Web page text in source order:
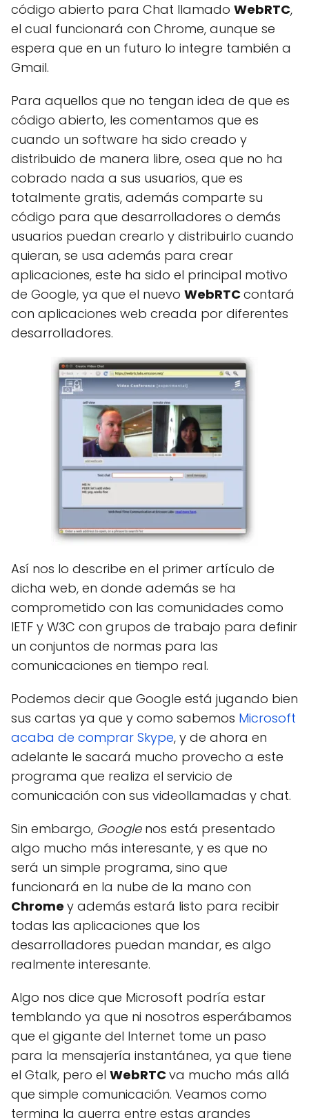
código abierto para Chat llamado WebRTC,
el cual funcionará con Chrome, aunque se
espera que en un futuro lo integre también a
Gmail.
Para aquellos que no tengan idea de que es
código abierto, les comentamos que es
cuando un software ha sido creado y
distribuido de manera libre, osea que no ha
cobrado nada a sus usuarios, que es
totalmente gratis, además comparte su
código para que desarrolladores o demás
usuarios puedan crearlo y distribuirlo cuando
quieran, se usa además para crear
aplicaciones, este ha sido el principal motivo
de Google, ya que el nuevo WebRTCcontará
con aplicaciones web creada por diferentes
desarrolladores.
Así nos lo describe en el primer artículo de
dicha web, en donde además se ha
comprometido con las comunidades como
IETF y W3C con grupos de trabajo para definir
un conjuntos de normas para las
comunicaciones en tiempo real.
Podemos decir que Google está jugando bien
sus cartas ya que y como sabemos Microsoft
acaba de comprar Skype, y de ahora en
adelante le sacará mucho provecho a este
programa que realiza el servicio de
comunicación con sus videollamadas y chat.
Sin embargo, Google nos está presentado
algo mucho más interesante, y es que no
será un simple programa, sino que
funcionará en la nube de la mano con
Chrome y además estará listo para recibir
todas las aplicaciones que los
desarrolladores puedan mandar, es algo
realmente interesante.
Algo nos dice que Microsoft podría estar
temblando ya que ni nosotros esperábamos
que el gigante del Internet tome un paso
para la mensajería instantánea, ya que tiene
el Gtalk, pero el WebRTCva mucho más allá
que simple comunicación. Veamos como
termina la guerra entre estas grandes